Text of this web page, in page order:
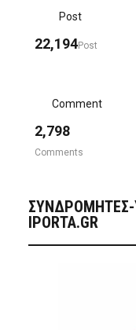
Post
22,194Post
Comment
2,798
Comments
ΣΥΝΔΡΟΜΗΤΈΣ-
IPORTA.GR